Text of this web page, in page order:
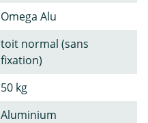
Omega Alu
toit normal (sans
fixation)
50 kg
Aluminium